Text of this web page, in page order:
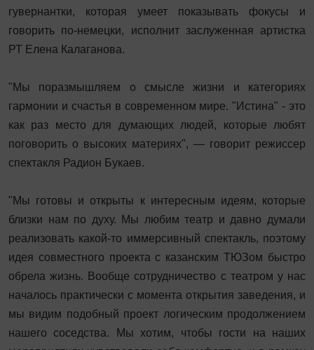
гувернантки, которая умеет показывать фокусы и
говорить по-немецки, исполнит заслуженная артистка
РТ Елена Калаганова.
"Мы поразмышляем о смысле жизни и категориях
гармонии и счастья в современном мире. "Истина" - это
как раз место для думающих людей, которые любят
поговорить о высоких материях", — говорит режиссер
спектакля Радион Букаев.
"Мы готовы и открыты к интересным идеям, которые
близки нам по духу. Мы любим театр и давно думали
реализовать какой-то иммерсивный спектакль, поэтому
идея совместного проекта с казанским ТЮЗом быстро
обрела жизнь. Вообще сотрудничество с театром у нас
началось практически с момента открытия заведения, и
мы видим подобный проект логическим продолжением
нашего соседства. Мы хотим, чтобы гости на наших